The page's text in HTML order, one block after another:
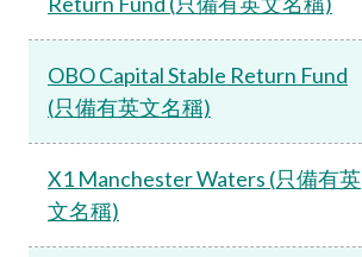
OBO Capital Stable Return Fund
(只備有英文名稱)
X1 Manchester Waters (只備有英
文名稱)